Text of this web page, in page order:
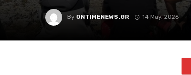
By ONTIMENEWS.GR 14 May, 2026